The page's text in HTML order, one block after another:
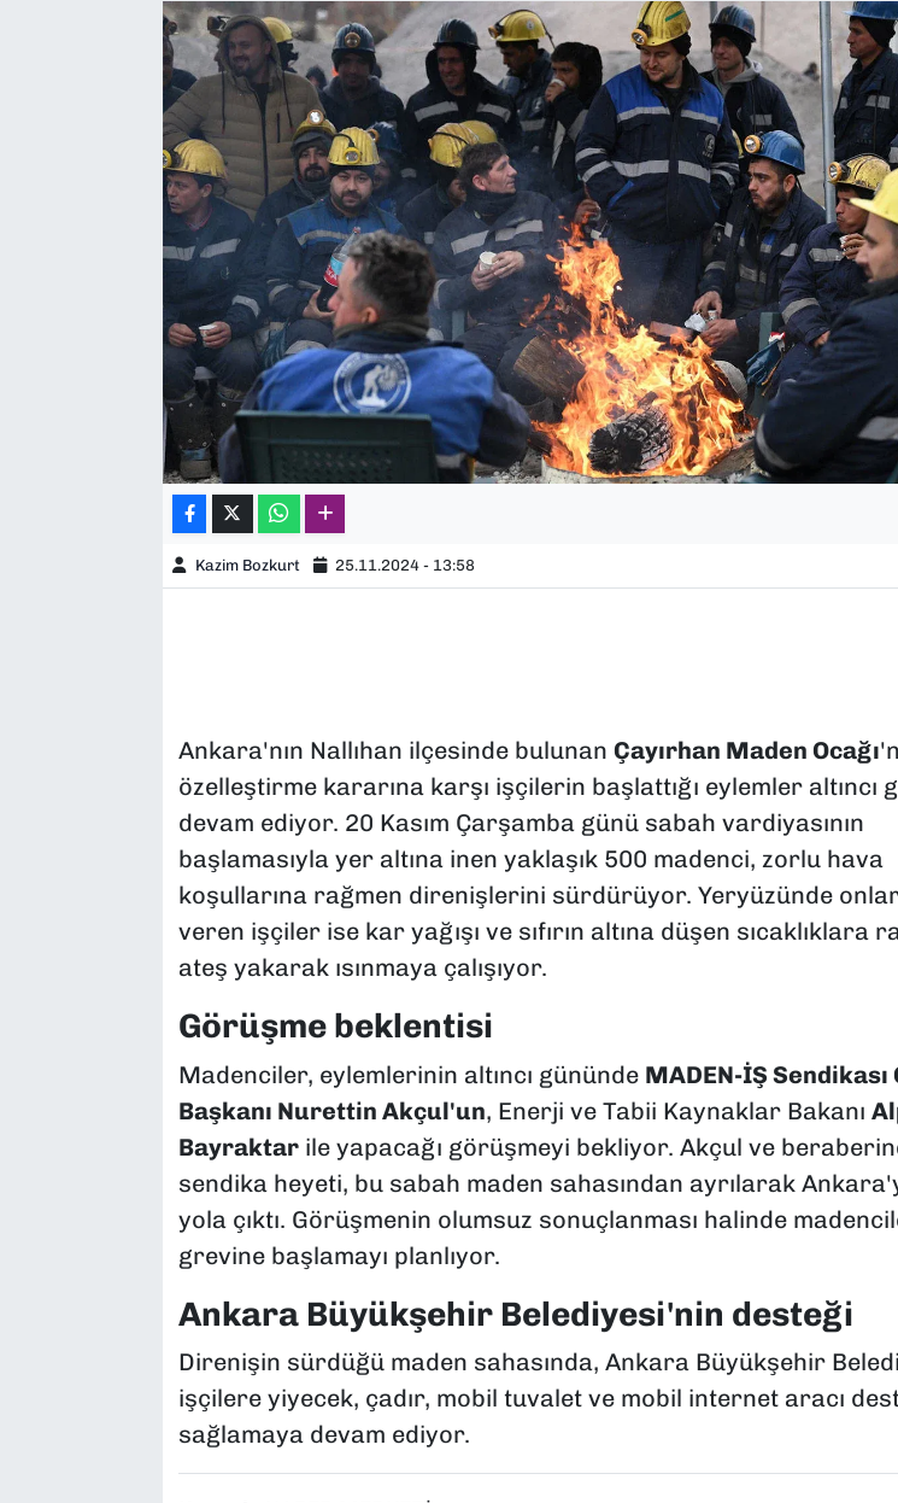
Kazim Bozkurt 25.11.2024 - 13:58
Ankara'nın Nallıhan ilçesinde bulunan Çayırhan Maden Ocağı
özelleştirme kararına karşı işçilerin başlattığı eylemler altıncı
devam ediyor. 20 Kasım Çarşamba günü sabah vardiyasının
başlamasıyla yer altına inen yaklaşık 500 madenci, zorlu hava
koşullarına rağmen direnişlerini sürdürüyor. Yeryüzünde
veren işçiler ise kar yağışı ve sıfırın altına düşen sıcaklıklara
ateş yakarak ısınmaya çalışıyor.
Görüşme beklentisi
Madenciler, eylemlerinin altıncı gününde MADEN-İŞ Sendikası
Başkanı Nurettin Akçul'un, Enerji ve Tabii Kaynaklar Bakanı
Bayraktarile yapacağı görüşmeyi bekliyor. Akçul ve
sendika heyeti, bu sabah maden sahasından ayrılarak
yola çıktı. Görüşmenin olumsuz sonuçlanması halinde
grevine başlamayı planlıyor.
Ankara Büyükşehir Belediyesi'nin desteği
Direnişin sürdüğü maden sahasında, Ankara Büyükşehir
işçilere yiyecek, çadır, mobil tuvalet ve mobil internet aracı
sağlamaya devam ediyor.
TEKNOLOJİ
YEREL YÖNETİMLER